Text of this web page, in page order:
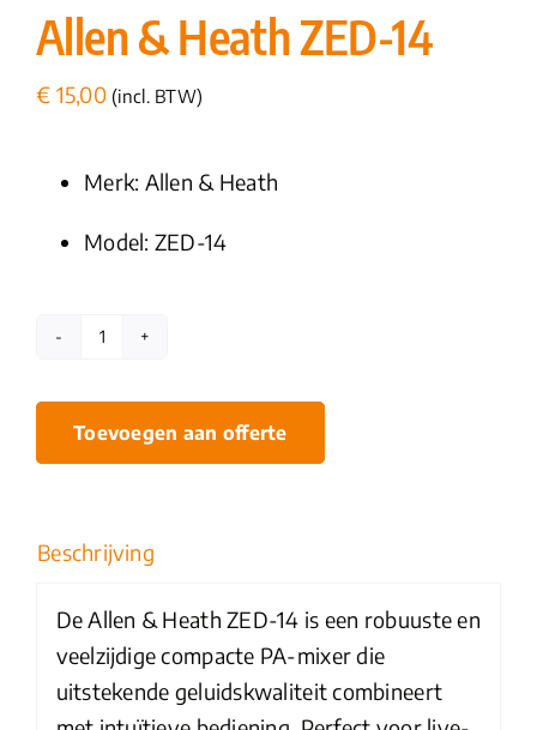
Allen & Heath ZED-14
€ 15,00 (incl. BTW)
Merk: Allen & Heath
Model: ZED-14
Allen
Heath
ZED-
Toevoegen aan offerte
Beschrijving
De Allen & Heath ZED-14 is een robuuste en
veelzijdige compacte PA-mixer die
uitstekende geluidskwaliteit combineert